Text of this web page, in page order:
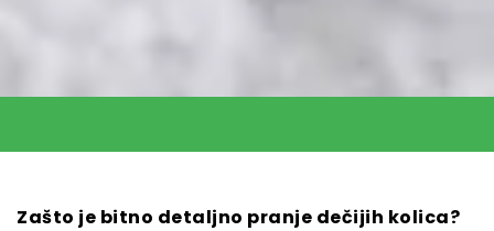
Zašto je bitno detaljno pranje dečijih kolica?